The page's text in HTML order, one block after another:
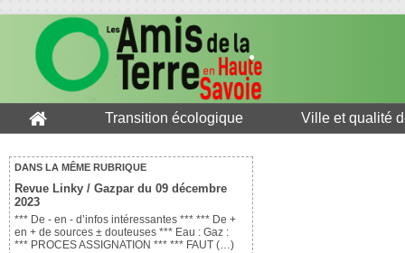
Transition écologique Ville et qualité
DANS LA MÊME RUBRIQUE
Revue Linky / Gazpar du 09 décembre
2023
*** De - en - d’infos intéressantes *** *** De +
en + de sources ± douteuses *** Eau : Gaz :
*** PROCES ASSIGNATION *** *** FAUT (…)